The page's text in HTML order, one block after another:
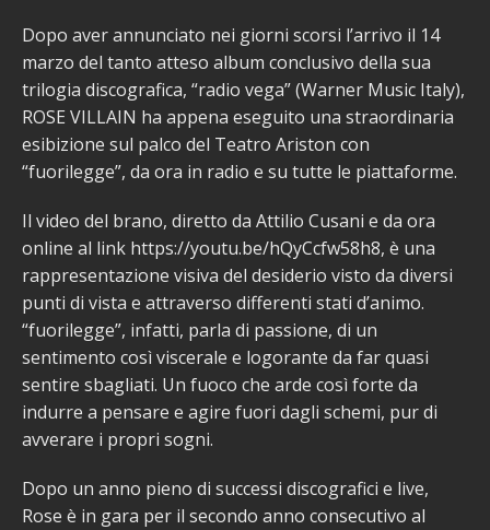
Dopo aver annunciato nei giorni scorsi l’arrivo il 14
marzo del tanto atteso album conclusivo della sua
trilogia discografica, “radio vega” (Warner Music Italy),
ROSE VILLAIN ha appena eseguito una straordinaria
esibizione sul palco del Teatro Ariston con
“fuorilegge”, da ora in radio e su tutte le piattaforme.
Il video del brano, diretto da Attilio Cusani e da ora
online al link https://youtu.be/hQyCcfw58h8, è una
rappresentazione visiva del desiderio visto da diversi
punti di vista e attraverso differenti stati d’animo.
“fuorilegge”, infatti, parla di passione, di un
sentimento così viscerale e logorante da far quasi
sentire sbagliati. Un fuoco che arde così forte da
indurre a pensare e agire fuori dagli schemi, pur di
avverare i propri sogni.
Dopo un anno pieno di successi discografici e live,
Rose è in gara per il secondo anno consecutivo al